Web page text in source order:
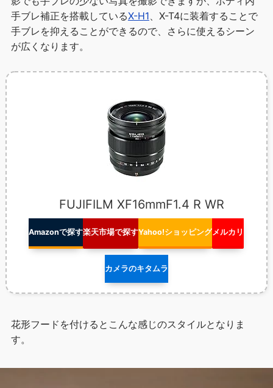
手ブレ補正を搭載しているX-H1 、X-T4に装着することで
手ブレを抑えることができるので、さらに使えるシーン
が広くなります。
FUJIFILM XF16mmF1.4 R WR
Amazonで探す楽天市場で探すYahoo!ショッピング メルカリ
カメラのキタムラ
花形フードを付けるとこんな感じのスタイルとなりま
す。